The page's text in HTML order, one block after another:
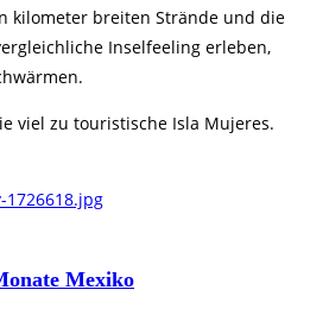
kilometer breiten Strände und die
Inselfeeling erleben,
viel zu touristische Isla Mujeres.
Mexiko